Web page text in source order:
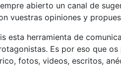
abierto un canal de
vuestras opiniones y
esta herramienta de
Es por eso que
fotos, videos, escritos,